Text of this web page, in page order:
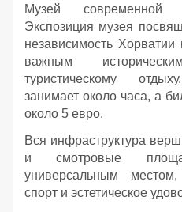
Музей современной
Экспозиция музея
независимость
важным
туристическому
занимает около часа, а
около 5 евро.
Вся инфраструктура
и смотровые
универсальным
спорт и эстетическое